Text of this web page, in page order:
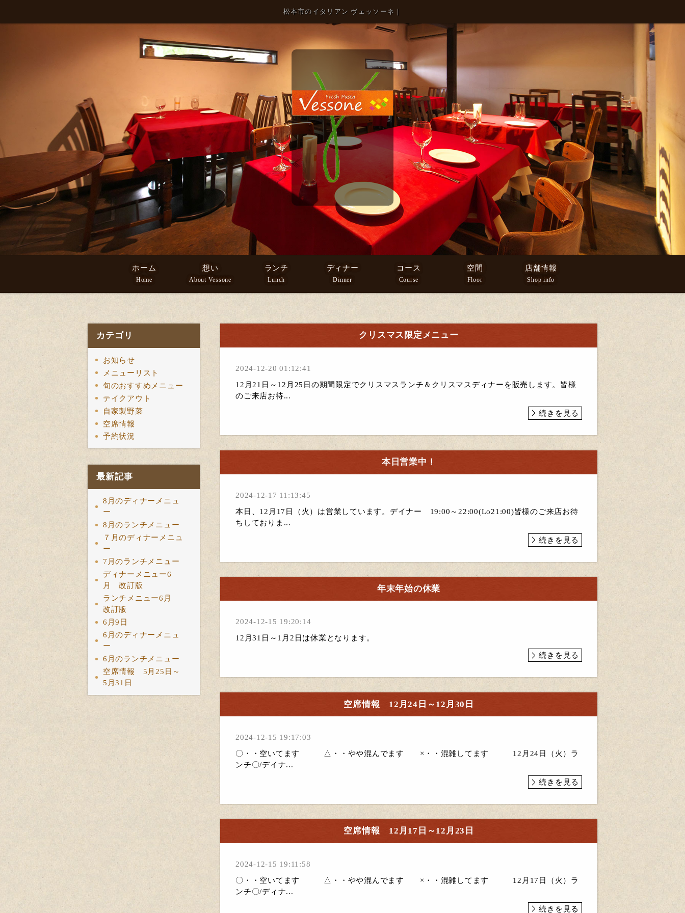
松本市のイタリアン ヴェッソーネ｜
ホーム
Home
想い
About Vessone
ランチ
Lunch
ディナー
Dinner
コース
Course
空間
Floor
店舗情報
Shop info
カテゴリ
お知らせ
メニューリスト
旬のおすすめメニュー
テイクアウト
自家製野菜
空席情報
予約状況
最新記事
8月のディナーメニュ
ー
8月のランチメニュー
７月のディナーメニュ
ー
7月のランチメニュー
ディナーメニュー6
月 改訂版
ランチメニュー6月
改訂版
6月9日
6月のディナーメニュ
ー
6月のランチメニュー
空席情報 5月25日～
5月31日
クリスマス限定メニュー
2024-12-20 01:12:41
12月21日～12月25日の期間限定でクリスマスランチ＆クリスマスディナーを販売します。皆様
のご来店お待...
続きを見る
本日営業中！
2024-12-17 11:13:45
本日、12月17日（火）は営業しています。デイナー 19:00～22:00(Lo21:00)皆様のご来店お待
ちしておりま...
続きを見る
年末年始の休業
2024-12-15 19:20:14
12月31日～1月2日は休業となります。
続きを見る
空席情報 12月24日～12月30日
2024-12-15 19:17:03
〇・・空いてます △・・やや混んでます ×・・混雑してます 12月24日（火）ラ
ンチ〇/デイナ...
続きを見る
空席情報 12月17日～12月23日
2024-12-15 19:11:58
〇・・空いてます △・・やや混んでます ×・・混雑してます 12月17日（火）ラ
ンチ〇/ディナ...
続きを見る